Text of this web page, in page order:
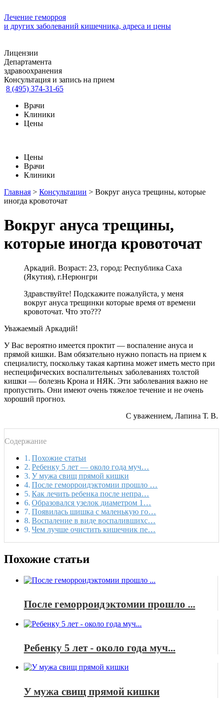
Лечение геморроя
и других заболеваний кишечника, адреса и цены
Лицензии
Департамента
здравоохранения
Консультация и запись на прием
8 (495) 374-31-65
Врачи
Клиники
Цены
Цены
Врачи
Клиники
Главная > Консультации > Вокруг ануса трещины, которые
иногда кровоточат
Вокруг ануса трещины,
которые иногда кровоточат
Аркадий. Возраст: 23, город: Республика Саха
(Якутия), г.Нерюнгри
Здравствуйте! Подскажите пожалуйста, у меня
вокруг ануса трещинки которые время от времени
кровоточат. Что это???
Уважаемый Аркадий!
У Вас вероятно имеется проктит — воспаление ануса и
прямой кишки. Вам обязательно нужно попасть на прием к
специалисту, поскольку такая картина может иметь место при
неспецифических воспалительных заболеваниях толстой
кишки — болезнь Крона и НЯК. Эти заболевания важно не
пропустить. Они имеют очень тяжелое течение и не очень
хороший прогноз.
С уважением, Лапина Т. В.
Содержание
Похожие статьи
Ребенку 5 лет — около года муч…
У мужа свищ прямой кишки
После геморроидэктомии прошло …
Как лечить ребенка после непра…
Образовался узелок диаметром 1…
Появилась шишка с маленькую го…
Воспаление в виде воспалившихс…
Чем лучше очистить кишечник пе…
Похожие статьи
После геморроидэктомии прошло ...
Ребенку 5 лет - около года муч...
У мужа свищ прямой кишки